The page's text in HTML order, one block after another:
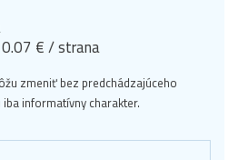
€ / strana
zmeniť bez predchádzajúceho
informatívny charakter.